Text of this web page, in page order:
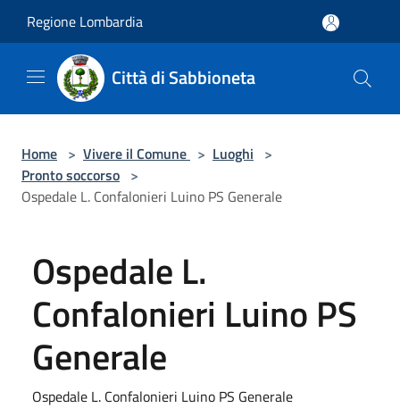
Regione Lombardia
Città di Sabbioneta
Home > Vivere il Comune > Luoghi >
Pronto soccorso >
Ospedale L. Confalonieri Luino PS Generale
Ospedale L.
Confalonieri Luino PS
Generale
Ospedale L. Confalonieri Luino PS Generale